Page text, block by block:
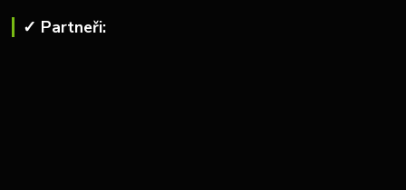
✓ Partneři: